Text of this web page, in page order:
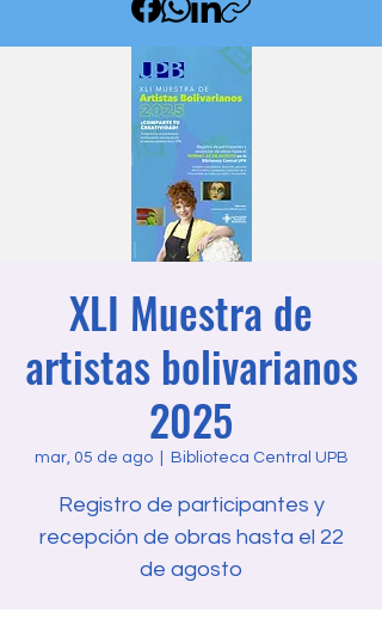
XLI Muestra de
artistas bolivarianos
2025
mar, 05 de ago
  |
Biblioteca Central UPB
Registro de participantes y
recepción de obras hasta el 22
de agosto